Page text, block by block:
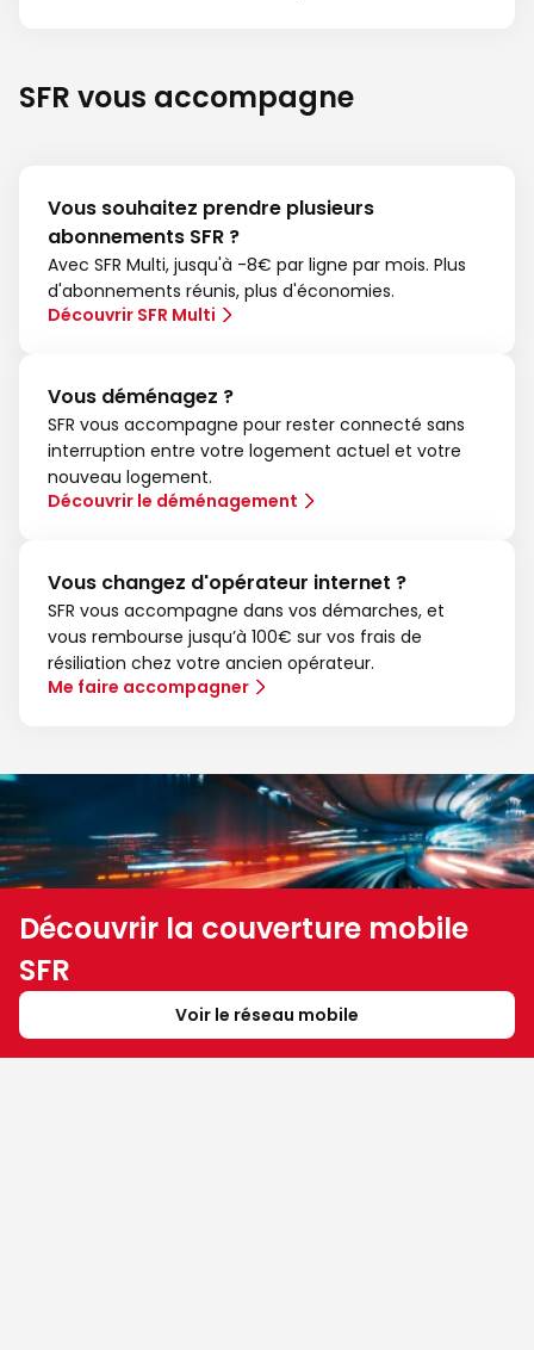
SFR vous accompagne
Vous souhaitez prendre plusieurs
abonnements SFR ?
Avec SFR Multi, jusqu'à -8€ par ligne par mois. Plus
d'abonnements réunis, plus d'économies.
Découvrir SFR Multi
Vous déménagez ?
SFR vous accompagne pour rester connecté sans
interruption entre votre logement actuel et votre
nouveau logement.
Découvrir le déménagement
Vous changez d'opérateur internet ?
SFR vous accompagne dans vos démarches, et
vous rembourse jusqu’à 100€ sur vos frais de
résiliation chez votre ancien opérateur.
Me faire accompagner
Découvrir la couverture mobile
SFR
Voir le réseau mobile